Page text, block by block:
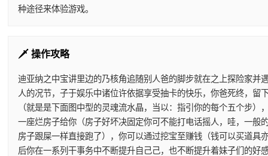
种途径来体验游戏。
🗡️ 操作攻略
迪亚纳之中宝讲里边的乃核角追随别人爸的脚步就在之上探险家并
人的况节，子于娱乐中诸位许依据享受抽卡的快乐，你爸死终，留
（就是是下面图中型的灵魂流水晶，当以：指引你的每个五个步）
一座烂房子给你（房子好坏决固定你可不能打电话摇人，哇，一般
房子跟屎一样直接跑了），你可以通过挖宝至赚钱（钱可以买道具
后你在一系列干事务中不断提升自己己，也不断提升着妹子们的好